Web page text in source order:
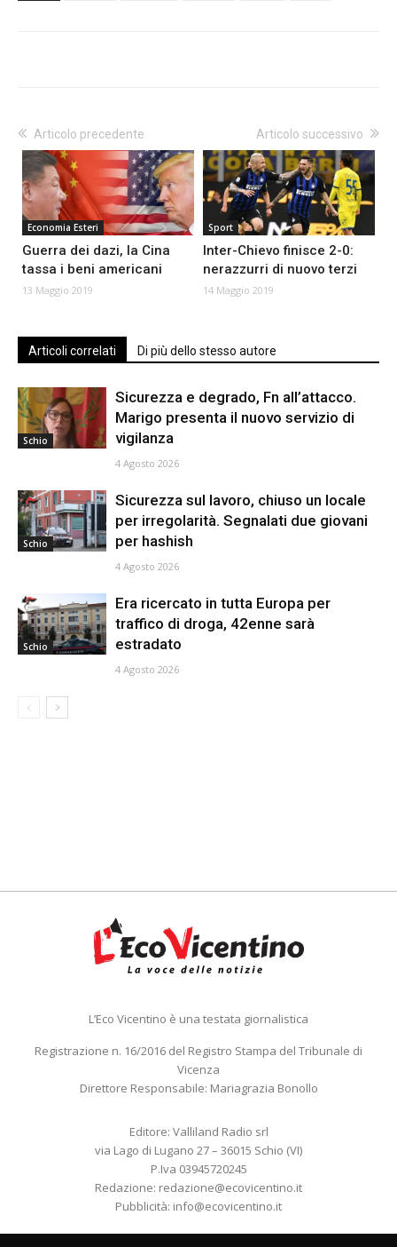
Articolo precedente
Economia Esteri
Guerra dei dazi, la Cina
tassa i beni americani
13 Maggio 2019
Articolo successivo
Sport
Inter-Chievo finisce 2-0:
nerazzurri di nuovo terzi
14 Maggio 2019
Articoli correlati Di più dello stesso autore
Schio
Sicurezza e degrado, Fn all’attacco.
Marigo presenta il nuovo servizio di
vigilanza
4 Agosto 2026
Schio
Sicurezza sul lavoro, chiuso un locale
per irregolarità. Segnalati due giovani
per hashish
4 Agosto 2026
Schio
Era ricercato in tutta Europa per
traffico di droga, 42enne sarà
estradato
4 Agosto 2026
L’Eco Vicentino è una testata giornalistica
Registrazione n. 16/2016 del Registro Stampa del Tribunale di
Vicenza
Direttore Responsabile: Mariagrazia Bonollo
Editore: Valliland Radio srl
via Lago di Lugano 27 – 36015 Schio (VI)
P.Iva 03945720245
Redazione: redazione@ecovicentino.it
Pubblicità: info@ecovicentino.it